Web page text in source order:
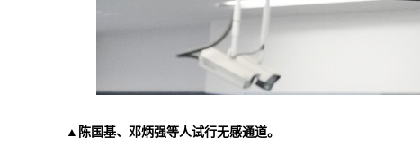
▲陈国基、邓炳强等人试行无感通道。